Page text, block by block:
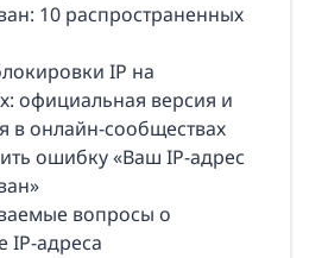
10 распространенных
IP на
официальная версия и
в онлайн-сообществах
ошибку «Ваш IP-адрес
вопросы о
IP-адреса